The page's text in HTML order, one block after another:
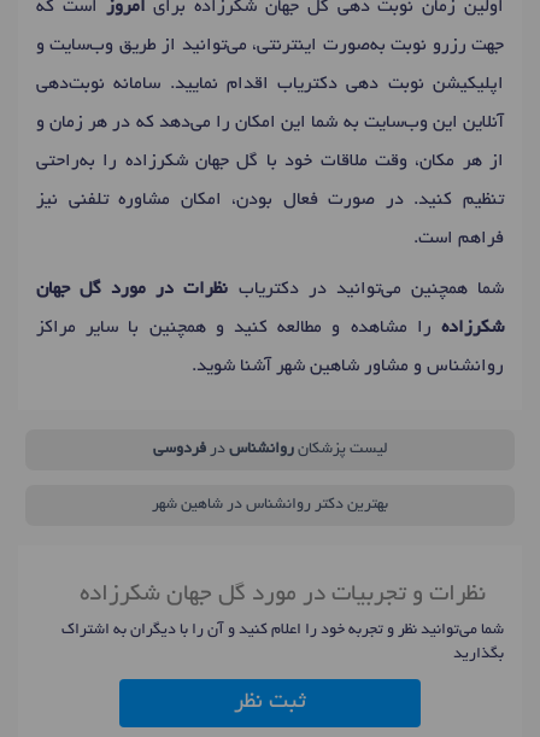
اولین زمان نوبت دهی گل جهان شکرزاده برای امروز است که
جهت رزرو نوبت به‌صورت اینترنتی، می‌توانید از طریق وب‌سایت و
اپلیکیشن نوبت دهی دکتریاب اقدام نمایید. سامانه نوبت‌دهی
آنلاین این وب‌سایت به شما این امکان را می‌دهد که در هر زمان و
از هر مکان، وقت ملاقات خود با گل جهان شکرزاده را به‌راحتی
تنظیم کنید. در صورت فعال بودن، امکان مشاوره تلفنی نیز
فراهم است.
شما همچنین می‌توانید در دکتریاب نظرات در مورد گل جهان
شکرزاده را مشاهده و مطالعه کنید و همچنین با سایر مراکز
روانشناس و مشاور شاهین شهر آشنا شوید.
لیست پزشکانروانشناس درفردوسی
بهترین دکتر روانشناس در شاهین شهر
نظرات و تجربیات در مورد گل جهان شکرزاده
شما می‌توانید نظر و تجربه خود را اعلام کنید و آن را با دیگران به اشتراک
بگذارید
ثبت نظر